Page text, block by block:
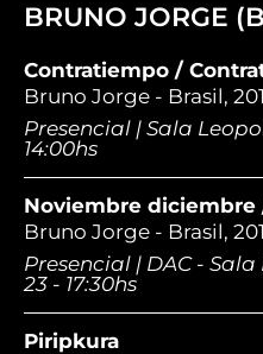
BRUNO JORGE
Contratiempo /
Bruno Jorge - Brasil,
Presencial | Sala
14:00hs
Noviembre
Bruno Jorge - Brasil,
Presencial | DAC -
23 - 17:30hs
Piripkura